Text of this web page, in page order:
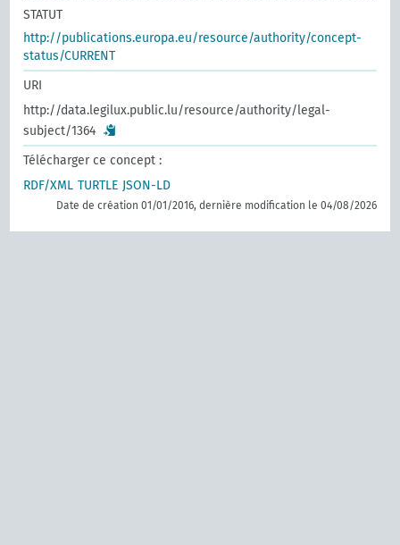
STATUT
http://publications.europa.eu/resource/authority/concept-
status/CURRENT
URI
http://data.legilux.public.lu/resource/authority/legal-
subject/1364
Télécharger ce concept :
RDF/XML TURTLE JSON-LD
Date de création 01/01/2016, dernière modification le 04/08/2026